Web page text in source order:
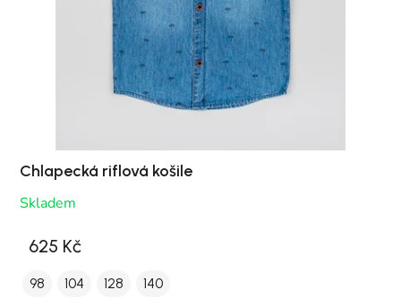
Chlapecká riflová košile
Skladem
625 Kč
98 104 128 140